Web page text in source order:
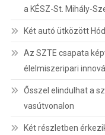
a KÉSZ-St. Mihály-
Két autó ütközött
Az SZTE csapata
élelmiszeripari
Ősszel elindulhat a
vasútvonalon
Két részletben